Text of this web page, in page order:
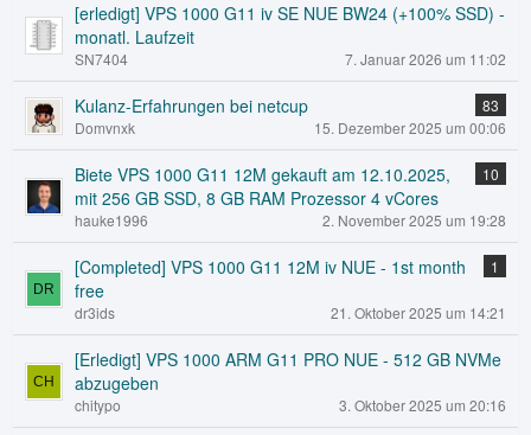
[erledigt] VPS 1000 G11 iv SE NUE BW24 (+100% SSD) -
monatl. Laufzeit
SN7404 7. Januar 2026 um 11:02
Kulanz-Erfahrungen bei netcup
83
Domvnxk
15. Dezember 2025 um 00:06
Biete VPS 1000 G11 12M gekauft am 12.10.2025,
mit 256 GB SSD, 8 GB RAM Prozessor 4 vCores
10
hauke1996 2. November 2025 um 19:28
[Completed] VPS 1000 G11 12M iv NUE - 1st month
free
1
dr3ids 21. Oktober 2025 um 14:21
[Erledigt] VPS 1000 ARM G11 PRO NUE - 512 GB NVMe
abzugeben
chitypo 3. Oktober 2025 um 20:16